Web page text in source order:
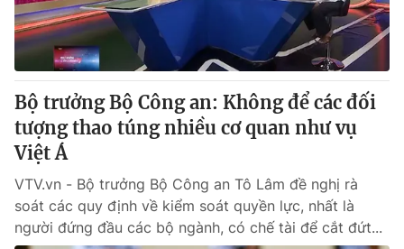
Bộ trưởng Bộ Công an: Không để các đối
tượng thao túng nhiều cơ quan như vụ
Việt Á
VTV.vn - Bộ trưởng Bộ Công an Tô Lâm đề nghị rà
soát các quy định về kiểm soát quyền lực, nhất là
người đứng đầu các bộ ngành, có chế tài để cắt đứt...